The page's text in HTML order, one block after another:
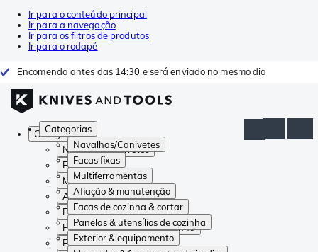
Ir para o conteúdo principal
Ir para a navegação
Ir para os filtros de produtos
Ir para o rodapé
Encomenda antes das 14:30 e será enviado no mesmo dia
Categorias
Navalhas/Canivetes
Facas fixas
Multiferramentas
Afiação & manutenção
Facas de cozinha & cortar
Panelas & utensílios de cozinha
Exterior & equipamento
Categorias
Navalhas/Canivetes
Facas fixas
Multiferramentas
Afiação & manutenção
Facas de cozinha & cortar
Panelas & utensílios de cozinha
Exterior & equipamento